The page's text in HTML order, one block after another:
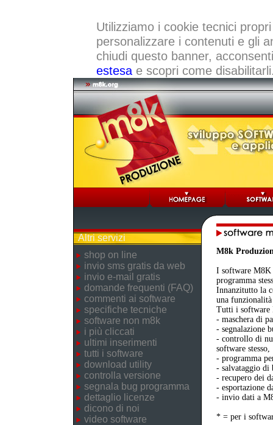
Utilizziamo i cookie tecnici
personalizzare i contenuti e gli
chiudi questo banner,
estesae scopri come
Altri servizi
shop on line
invio sms gratis da web
invio e-mail gratis
domande frequenti (FAQ)
commenti ai software
specifiche tecniche
software non m8k
i più cliccati
ultimi inserimenti
tutti i software
download utility
controlla versione
segnala bug programma
dettaglio licenze
dicono di noi
video software
M8k
I software M8K
programma
Innanzitutto la
una
Tutti i software
- maschera di
- segnalazione
- controllo di
software stesso,
- programma
- salvataggio di
- recupero dei
- esportazione
- invio dati a
* = per i